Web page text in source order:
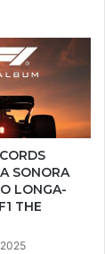
SONORA
LONGA-
THE